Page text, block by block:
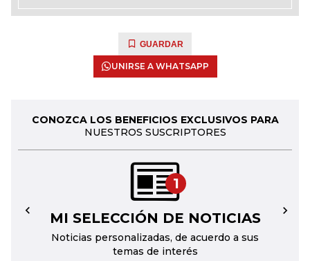
GUARDAR
UNIRSE A WHATSAPP
CONOZCA LOS BENEFICIOS EXCLUSIVOS PARA
NUESTROS SUSCRIPTORES
1
MI SELECCIÓN DE NOTICIAS
Noticias personalizadas, de acuerdo a sus
temas de interés
← →